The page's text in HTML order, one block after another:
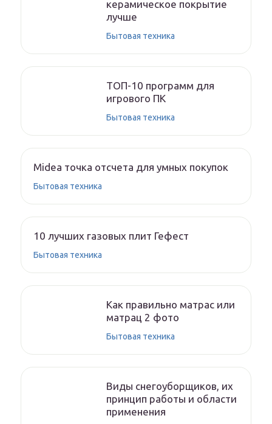
керамическое покрытие
лучше
Бытовая техника
ТОП-10 программ для
игрового ПК
Бытовая техника
Midea точка отсчета для умных покупок
Бытовая техника
10 лучших газовых плит Гефест
Бытовая техника
Как правильно матрас или
матрац 2 фото
Бытовая техника
Виды снегоуборщиков, их
принцип работы и области
применения